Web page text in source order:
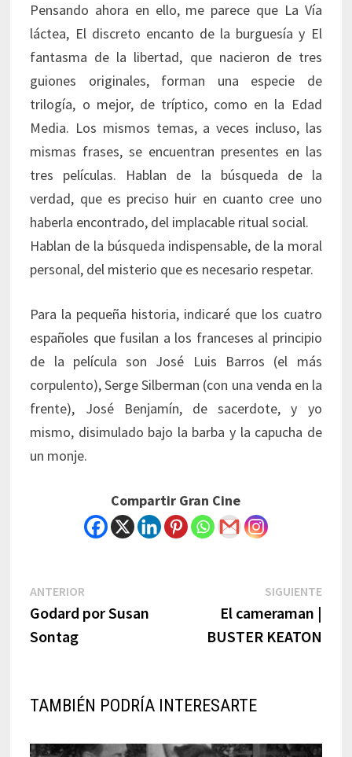
Pensando ahora en ello, me parece que La Vía
láctea, El discreto encanto de la burguesía y El
fantasma de la libertad, que nacieron de tres
guiones originales, forman una especie de
trilogía, o mejor, de tríptico, como en la Edad
Media. Los mismos temas, a veces incluso, las
mismas frases, se encuentran presentes en las
tres películas. Hablan de la búsqueda de la
verdad, que es preciso huir en cuanto cree uno
haberla encontrado, del implacable ritual social.
Hablan de la búsqueda indispensable, de la moral
personal, del misterio que es necesario respetar.
Para la pequeña historia, indicaré que los cuatro
españoles que fusilan a los franceses al principio
de la película son José Luis Barros (el más
corpulento), Serge Silberman (con una venda en la
frente), José Benjamín, de sacerdote, y yo
mismo, disimulado bajo la barba y la capucha de
un monje.
Compartir Gran Cine
Navegación
de
entradas
ANTERIOR
post:
Godard por Susan
Sontag
SIGUIENTENext
El cameraman |
BUSTER KEATON
TAMBIÉN PODRÍA INTERESARTE